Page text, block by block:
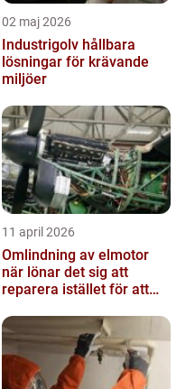
02 maj 2026
Industrigolv hållbara
lösningar för krävande
miljöer
11 april 2026
Omlindning av elmotor
när lönar det sig att
reparera istället för att